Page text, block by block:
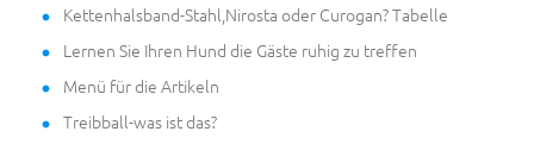
Kettenhalsband-Stahl,Nirosta oder Curogan? Tabelle
Lernen Sie Ihren Hund die Gäste ruhig zu treffen
Menü für die Artikeln
Treibball-was ist das?